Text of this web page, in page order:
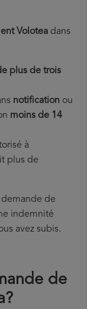
Volotea dans
plus de trois
notification ou
moins de 14
à
plus de
demande de
indemnité
avez subis.
de